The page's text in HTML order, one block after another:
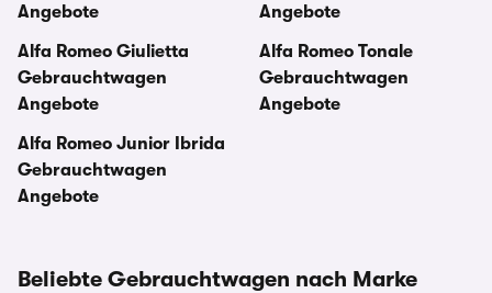
Angebote
Alfa Romeo Giulietta
Gebrauchtwagen
Angebote
Alfa Romeo Junior Ibrida
Gebrauchtwagen
Angebote
Angebote
Alfa Romeo Tonale
Gebrauchtwagen
Angebote
Beliebte Gebrauchtwagen nach Marke